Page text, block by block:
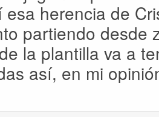
herencia de
partiendo desde
la plantilla va a
así, en mi